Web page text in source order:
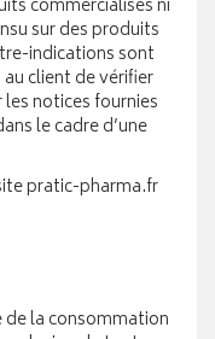
commercialisés ni
sur des produits
indications sont
client de vérifier
notices fournies
le cadre d’une
pratic-pharma.fr
de la consommation